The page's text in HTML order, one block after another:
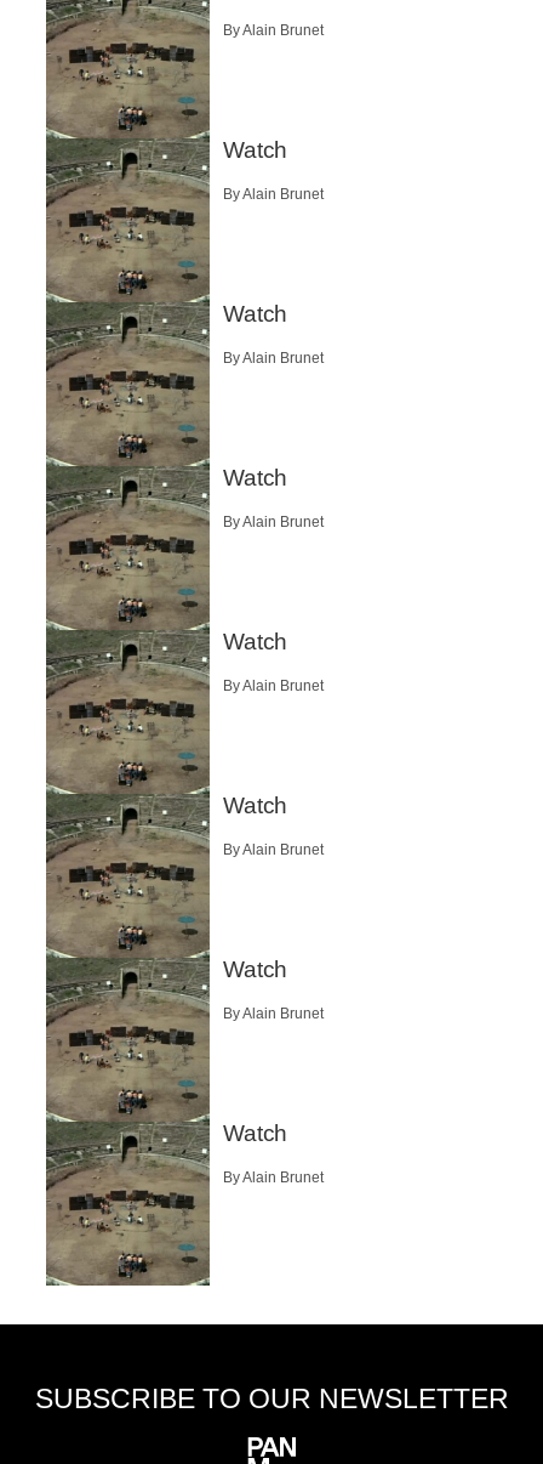
By Alain Brunet
Watch
By Alain Brunet
Watch
By Alain Brunet
Watch
By Alain Brunet
Watch
By Alain Brunet
Watch
By Alain Brunet
Watch
By Alain Brunet
Watch
By Alain Brunet
SUBSCRIBE TO OUR NEWSLETTER